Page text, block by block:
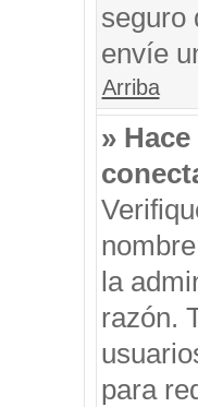
seguro
envíe
Arriba
»
la
razón.
para